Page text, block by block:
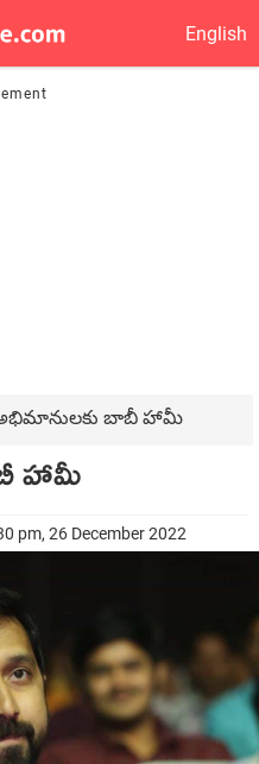
English
బాబీ హామీ
హామీ
pm, 26 December 2022